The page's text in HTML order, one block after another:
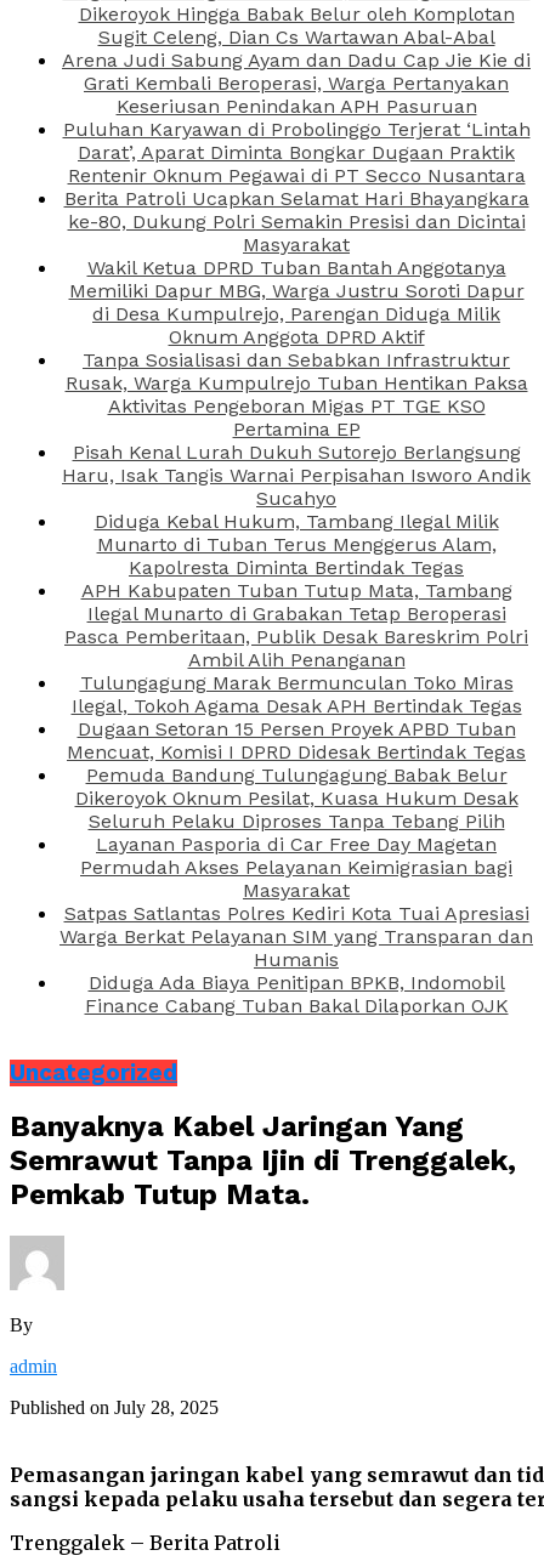
Dikeroyok Hingga Babak Belur oleh Komplotan
Sugit Celeng, Dian Cs Wartawan Abal-Abal
Arena Judi Sabung Ayam dan Dadu Cap Jie Kie di
Grati Kembali Beroperasi, Warga Pertanyakan
Keseriusan Penindakan APH Pasuruan
Puluhan Karyawan di Probolinggo Terjerat ‘Lintah
Darat’, Aparat Diminta Bongkar Dugaan Praktik
Rentenir Oknum Pegawai di PT Secco Nusantara
Berita Patroli Ucapkan Selamat Hari Bhayangkara
ke-80, Dukung Polri Semakin Presisi dan Dicintai
Masyarakat
Wakil Ketua DPRD Tuban Bantah Anggotanya
Memiliki Dapur MBG, Warga Justru Soroti Dapur
di Desa Kumpulrejo, Parengan Diduga Milik
Oknum Anggota DPRD Aktif
Tanpa Sosialisasi dan Sebabkan Infrastruktur
Rusak, Warga Kumpulrejo Tuban Hentikan Paksa
Aktivitas Pengeboran Migas PT TGE KSO
Pertamina EP
Pisah Kenal Lurah Dukuh Sutorejo Berlangsung
Haru, Isak Tangis Warnai Perpisahan Isworo Andik
Sucahyo
Diduga Kebal Hukum, Tambang Ilegal Milik
Munarto di Tuban Terus Menggerus Alam,
Kapolresta Diminta Bertindak Tegas
APH Kabupaten Tuban Tutup Mata, Tambang
Ilegal Munarto di Grabakan Tetap Beroperasi
Pasca Pemberitaan, Publik Desak Bareskrim Polri
Ambil Alih Penanganan
Tulungagung Marak Bermunculan Toko Miras
Ilegal, Tokoh Agama Desak APH Bertindak Tegas
Dugaan Setoran 15 Persen Proyek APBD Tuban
Mencuat, Komisi I DPRD Didesak Bertindak Tegas
Pemuda Bandung Tulungagung Babak Belur
Dikeroyok Oknum Pesilat, Kuasa Hukum Desak
Seluruh Pelaku Diproses Tanpa Tebang Pilih
Layanan Pasporia di Car Free Day Magetan
Permudah Akses Pelayanan Keimigrasian bagi
Masyarakat
Satpas Satlantas Polres Kediri Kota Tuai Apresiasi
Warga Berkat Pelayanan SIM yang Transparan dan
Humanis
Diduga Ada Biaya Penitipan BPKB, Indomobil
Finance Cabang Tuban Bakal Dilaporkan OJK
Uncategorized
Banyaknya Kabel Jaringan Yang
Semrawut Tanpa Ijin di Trenggalek,
Pemkab Tutup Mata.
By
admin
Published on July 28, 2025
Pemasangan jaringan kabel yang semrawut dan
sangsi kepada pelaku usaha tersebut dan segera
Trenggalek – Berita Patroli